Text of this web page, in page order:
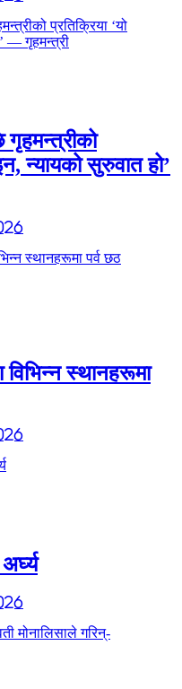
न्यायको सुरुवात हो’
स्थानहरूमा